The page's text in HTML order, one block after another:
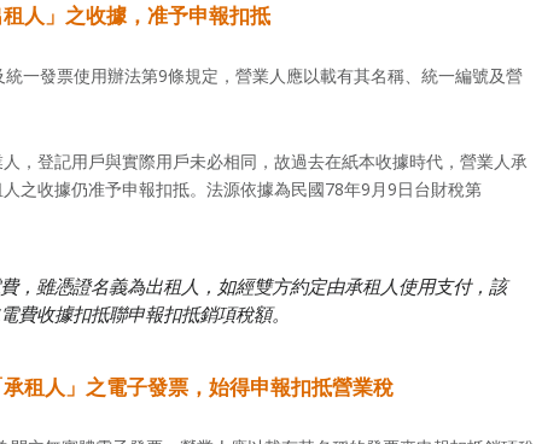
租人」之收據，准予申報扣抵
一發票使用辦法第9條規定，營業人應以載有其名稱、統一編號及營
，登記用戶與實際用戶未必相同，故過去在紙本收據時代，營業人承
之收據仍准予申報扣抵。法源依據為民國78年9月9日台財稅第
，雖憑證名義為出租人，如經雙方約定由承租人使用支付，該
費收據扣抵聯申報扣抵銷項稅額。
租人」之電子發票，始得申報扣抵營業稅